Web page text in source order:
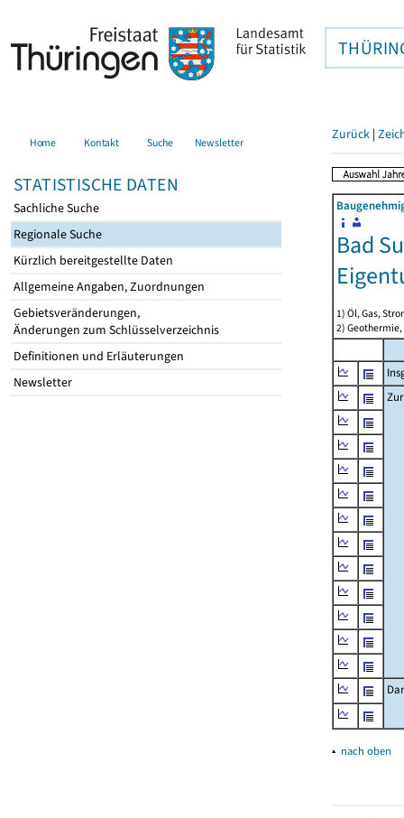
Home Kontakt Suche Newsletter
STATISTISCHE DATEN
Sachliche Suche
Regionale Suche
Kürzlich bereitgestellte Daten
Allgemeine Angaben, Zuordnungen
Gebietsveränderungen,
Änderungen zum Schlüsselverzeichnis
Definitionen und Erläuterungen
Newsletter
Zurück |
Bad
1) Öl, Gas,
2)
▴ nach oben